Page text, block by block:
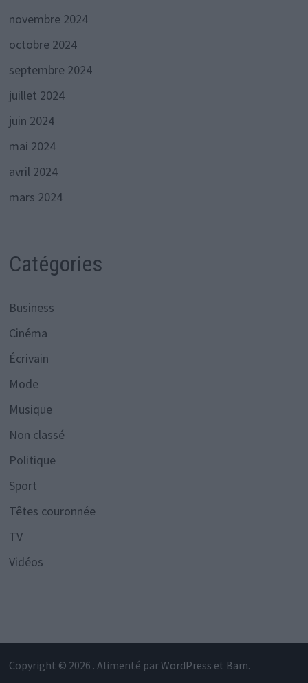
novembre 2024
octobre 2024
septembre 2024
juillet 2024
juin 2024
mai 2024
avril 2024
mars 2024
Catégories
Business
Cinéma
Écrivain
Mode
Musique
Non classé
Politique
Sport
Têtes couronnée
TV
Vidéos
Copyright © 2026 . Alimenté parWordPress et Bam.